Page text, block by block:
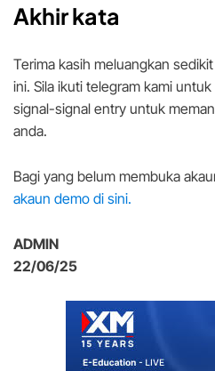
Akhir kata
Terima kasih meluangkan
ini. Sila ikuti telegram kami
signal-signal entry untuk
anda.
Bagi yang belum membuka
akaun demo di sini.
ADMIN
22/06/25